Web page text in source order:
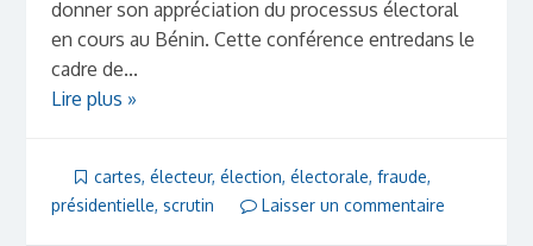
donner son appréciation du processus électoral
en cours au Bénin. Cette conférence entredans le
cadre de...
Lire plus »
cartes, électeur, élection, électorale, fraude,
présidentielle, scrutin Laisser un commentaire